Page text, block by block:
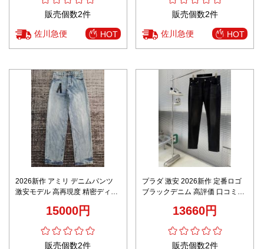
販売個数2件
佐川急便 HOT
販売個数2件
佐川急便 HOT
2026新作 アミリ デニムパンツ
激安モデル 高再現度 精密ディテ
高級感仕上げ 安心の日本倉庫 ユ
15000円
販売個数2件
プラダ 激安 2026新作 定番ロゴ
ブラックデニム 高評価 口コミ多
安心サイト13660円
販売個数2件